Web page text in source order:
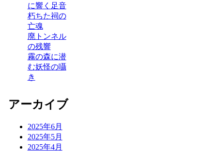
に響く足音
朽ちた祠の
亡魂
廃トンネル
の残響
霧の森に潜
む妖怪の囁
き
アーカイブ
2025年6月
2025年5月
2025年4月